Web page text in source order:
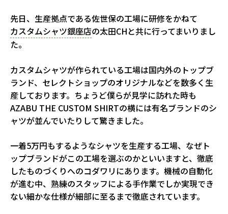
先日、生産拠点である佐世保の工場に研修をかねて
カスタムシャツ銀座店の太田CHと共に行ってまいりまし
た。
カスタムシャツが作られている工場は国内外のトップブ
ランド、セレクトショップのオリジナルなどを数多く生
産しております。ちょうど僕らが見学に訪れた時も
AZABU THE CUSTOM SHIRTの横には有名ブランドのシ
ャツが並んでいたりして驚きました。
一着5万円もするようなシャツを生産する工場、なぜト
ップブランドがこの工場を選ぶのかといいますと、徹底
したものづくりへのコダワリにあります。機械の自動化
が進む中、熟練のスタッフによる手作業でしか実現でき
ない細かな仕様が細部に至るまで徹底されています。